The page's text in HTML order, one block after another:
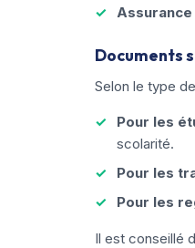
Assurance
Documents
Selon le type
Pour les
scolarité.
Pour les
Pour les
Il est conseillé